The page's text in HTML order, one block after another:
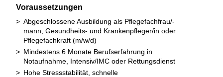
Voraussetzungen
Abgeschlossene Ausbildung als Pflegefachfrau/-
mann, Gesundheits- und Krankenpfleger/in oder
Pflegefachkraft (m/w/d)
Mindestens 6 Monate Berufserfahrung in
Notaufnahme, Intensiv/IMC oder Rettungsdienst
Hohe Stressstabilität, schnelle